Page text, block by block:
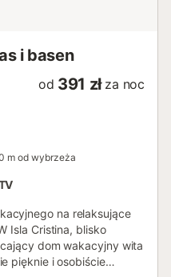
i basen
od 391 zł za noc
m od wybrzeża
na relaksujące
Isla Cristina, blisko
dom wakacyjny wita
pięknie i osobiście